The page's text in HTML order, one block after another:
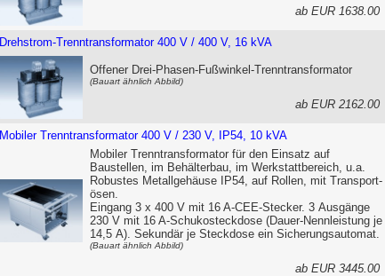
ab EUR 1638.00
Drehstrom-Trenntransformator 400 V / 400 V, 16 kVA
Offener Drei-Phasen-Fußwinkel-Trenntransformator
(Bauart ähnlich Abbild)
ab EUR 2162.00
Mobiler Trenntransformator 400 V / 230 V, IP54, 10 kVA
Mobiler Trenntransformator für den Einsatz auf
Baustellen, im Behälter­bau, im Werkstatt­bereich, u.a.
Robustes Metallgehäuse IP54, auf Rollen, mit Transport­
ösen.
Eingang 3 x 400 V mit 16 A-CEE-Stecker. 3 Ausgänge
230 V mit 16 A-Schuko­steckdose (Dauer-Nennleistung je
14,5 A). Sekundär je Steckdose ein Sicherungsautomat.
(Bauart ähnlich Abbild)
ab EUR 3445.00